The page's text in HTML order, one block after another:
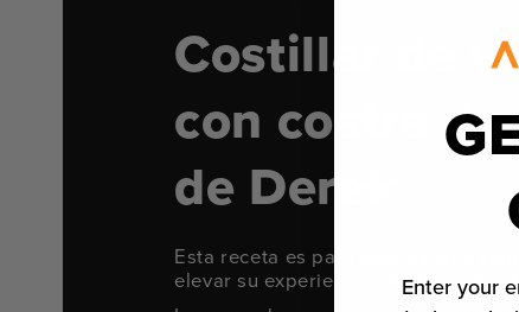
Costillar de
con costra
de Derek
Esta receta es para aventureros
elevar su experiencia con la caza
Enter your